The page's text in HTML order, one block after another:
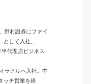
野村證券にファイ
として入社。
代理店ビジネス
ラクルへ入社。中
ッチ営業を経